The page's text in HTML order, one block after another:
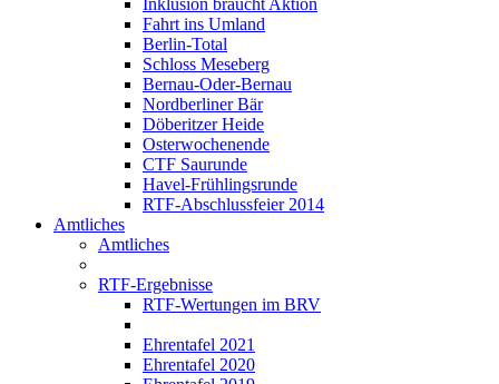
Inklusion braucht Aktion
Fahrt ins Umland
Berlin-Total
Schloss Meseberg
Bernau-Oder-Bernau
Nordberliner Bär
Döberitzer Heide
Osterwochenende
CTF Saurunde
Havel-Frühlingsrunde
RTF-Abschlussfeier 2014
Amtliches
Amtliches
RTF-Ergebnisse
RTF-Wertungen im BRV
Ehrentafel 2021
Ehrentafel 2020